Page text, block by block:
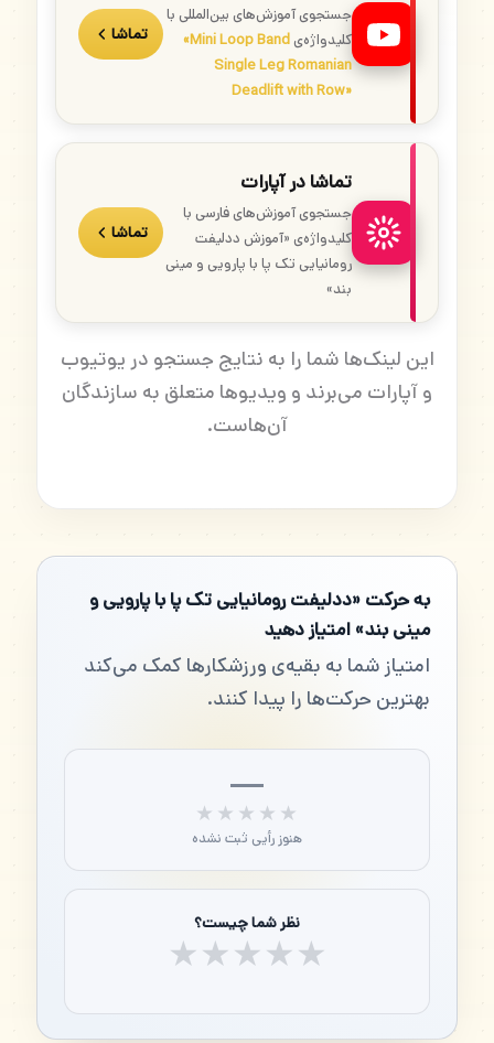
جستجوی آموزش‌های بین‌المللی با
کلیدواژه‌ی«Mini Loop Band
Single Leg Romanian
Deadlift with Row»
تماشا
تماشا در آپارات
جستجوی آموزش‌های فارسی با
کلیدواژه‌ی «آموزش ددلیفت
رومانیایی تک پا با پارویی و مینی
بند»
تماشا
این لینک‌ها شما را به نتایج جستجو در یوتیوب
و آپارات می‌برند و ویدیوها متعلق به سازندگان
آن‌هاست.
به حرکت «ددلیفت رومانیایی تک پا با پارویی و
مینی بند» امتیاز دهید
امتیاز شما به بقیه‌ی ورزشکارها کمک می‌کند
بهترین حرکت‌ها را پیدا کنند.
—
★★★★★
هنوز رأیی ثبت نشده
نظر شما چیست؟
★★★★★